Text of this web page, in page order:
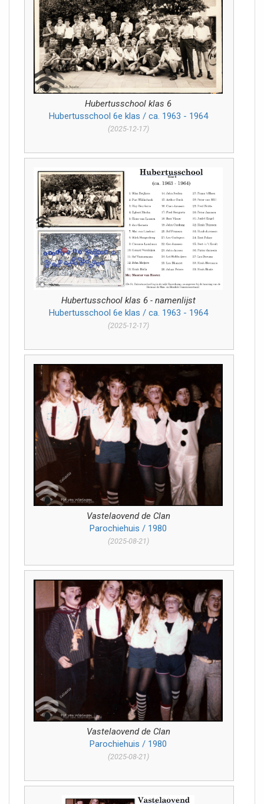
Hubertusschool klas 6
Hubertusschool 6e klas / ca. 1963 - 1964
(2025-12-17)
Hubertusschool klas 6 - namenlijst
Hubertusschool 6e klas / ca. 1963 - 1964
(2025-12-17)
Vastelaovend de Clan
Parochiehuis / 1980
(2025-08-21)
Vastelaovend de Clan
Parochiehuis / 1980
(2025-08-21)